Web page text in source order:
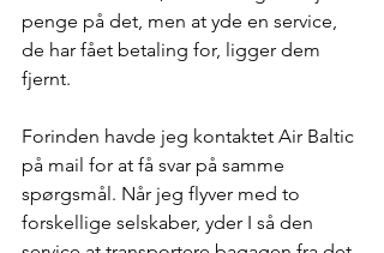
penge på det, men at yde en service,
de har fået betaling for, ligger dem
fjernt.
Forinden havde jeg kontaktet Air Baltic
på mail for at få svar på samme
spørgsmål. Når jeg flyver med to
forskellige selskaber, yder I så den